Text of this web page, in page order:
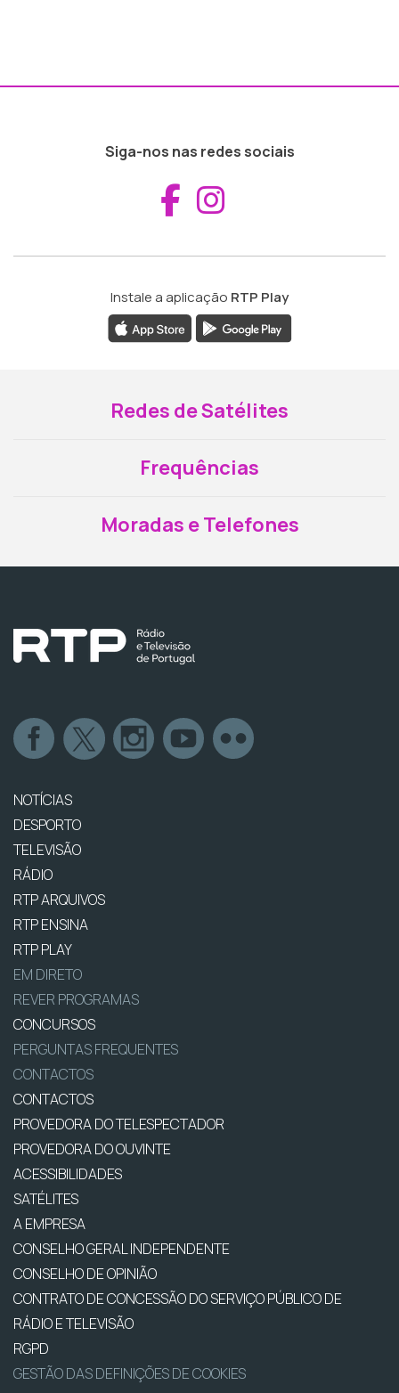
Siga-nos nas redes sociais
Aceder ao
Instale a aplicação RTP Play
Redes de Satélites
Frequências
Moradas e Telefones
NOTÍCIAS
DESPORTO
TELEVISÃO
RÁDIO
RTP ARQUIVOS
RTP ENSINA
RTP PLAY
EM DIRETO
REVER PROGRAMAS
CONCURSOS
PERGUNTAS FREQUENTES
CONTACTOS
CONTACTOS
PROVEDORA DO TELESPECTADOR
PROVEDORA DO OUVINTE
ACESSIBILIDADES
SATÉLITES
A EMPRESA
CONSELHO GERAL INDEPENDENTE
CONSELHO DE OPINIÃO
CONTRATO DE CONCESSÃO DO SERVIÇO PÚBLICO DE
RÁDIO E TELEVISÃO
RGPD
GESTÃO DAS DEFINIÇÕES DE COOKIES